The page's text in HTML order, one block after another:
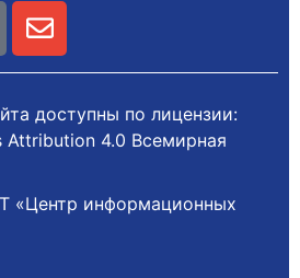
доступны по лицензии:
Attribution 4.0 Всемирная
«Центр информационных